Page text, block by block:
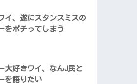
イ、遂にスタンスミスの
をポチってしまう
大好きワイ、なんJ民と
を語りたい